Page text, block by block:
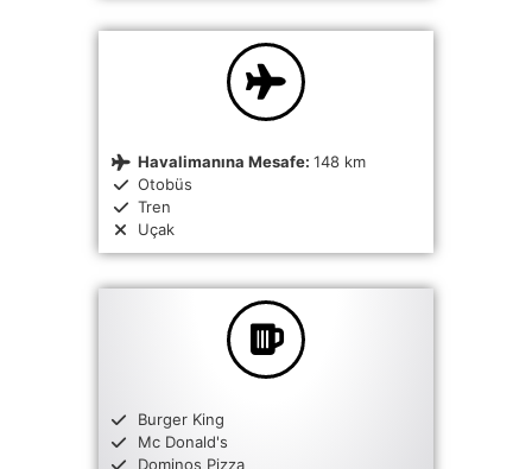
Havalimanına Mesafe: 148 km
Otobüs
Tren
Uçak
Burger King
Mc Donald's
Dominos Pizza